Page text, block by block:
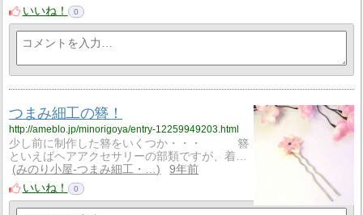
いいね！
0
つまみ細工の簪！
http://ameblo.jp/minorigoya/entry-12259949203.html
少し前に制作した簪をいくつか・・・ 簪
といえばヘアアクセサリーの部類ですが、着…
みのり小屋-つまみ細工・…
9年前
いいね！
0